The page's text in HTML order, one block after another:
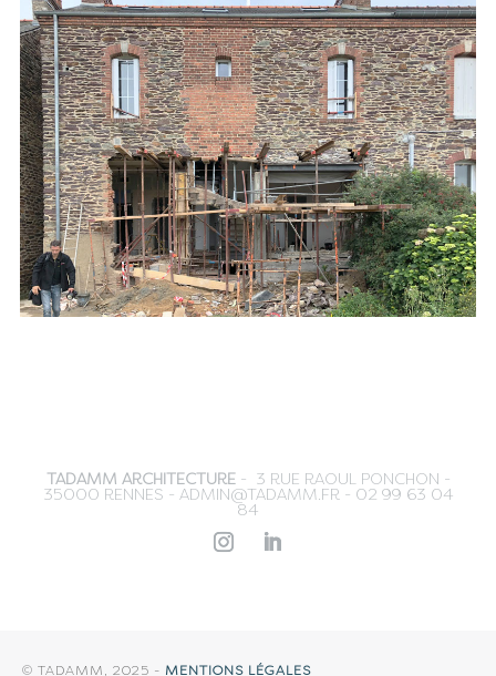
TADAMM ARCHITECTURE- 3 RUE RAOUL PONCHON -
35000 RENNES - ADMIN@TADAMM.FR- 02 99 63 04
84
© TADAMM, 2025 - MENTIONS LÉGALES